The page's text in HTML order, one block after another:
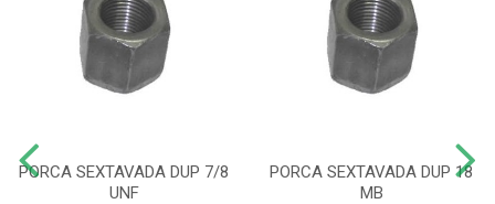
PORCA SEXTAVADA DUP 7/8
UNF
PORCA SEXTAVADA DUP 18
MB